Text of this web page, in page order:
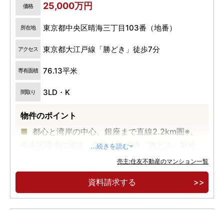
価格 25,000万円
所在地 東京都中央区晴海三丁目103番（地番）
アクセス 東京都大江戸線「勝どき」徒歩7分
専有面積 76.13平米
間取り 3LD・K
物件のポイント
都心と湾岸の中心、銀座まで直線2.2km圏※、
中央区晴海に誕生。都営大江戸線「勝どき」駅徒
地上33階建・全352邸の免震構造・大規模タワ
ーレジデンス。広大な敷地に緑豊かなランドスケ
ープ。
...続きを読む
売主:住友不動産のマンション一覧
資料請求する